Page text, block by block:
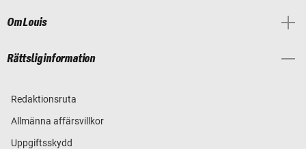
Om Louis
Rättslig information
Redaktionsruta
Allmänna affärsvillkor
Uppgiftsskydd